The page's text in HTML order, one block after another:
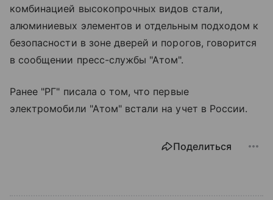
комбинацией высокопрочных видов стали,
алюминиевых элементов и отдельным подходом к
безопасности в зоне дверей и порогов, говорится
в сообщении пресс-службы "Атом".
Ранее "РГ" писала о том, что первые
электромобили "Атом" встали на учет в России.
Поделиться